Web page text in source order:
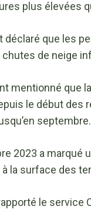
plus élevées
déclaré que les
de neige
mentionné que
le début des
septembre.
2023 a marqué
la surface des
rapporté le